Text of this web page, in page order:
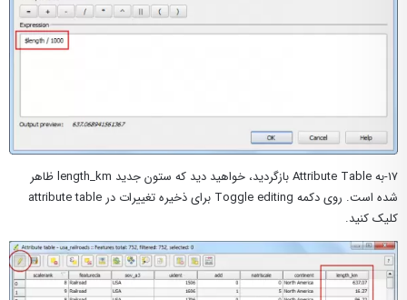
۱۷-به Attribute Table بازگردید، خواهید دید که ستون جدید length_km ظاهر
شده است. روی دکمه Toggle editing برای ذخیره تغییرات در attribute table
کلیک کنید.